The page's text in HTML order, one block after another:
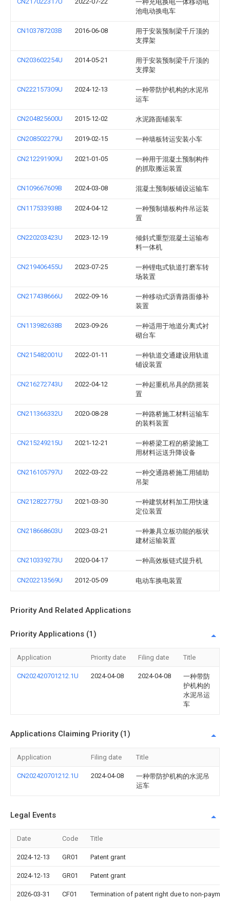
一种充电换电一体移动电
池电动换电车
CN103787203B 2016-06-08
用于安装预制梁千斤顶的
支撑架
CN203602254U 2014-05-21
用于安装预制梁千斤顶的
支撑架
CN222157309U 2024-12-13
一种带防护机构的水泥吊
运车
CN204825600U 2015-12-02 水泥路面铺装车
CN208502279U 2019-02-15 一种墙板转运安装小车
CN212291909U 2021-01-05
一种用于混凝土预制构件
的抓取搬运装置
CN109667609B 2024-03-08 混凝土预制板铺设运输车
CN117533938B 2024-04-12
一种预制墙板构件吊运装
置
CN220203423U 2023-12-19
倾斜式重型混凝土运输布
料一体机
CN219406455U 2023-07-25
一种锂电式轨道打磨车转
场装置
CN217438666U 2022-09-16
一种移动式沥青路面修补
装置
CN113982638B 2023-09-26
一种适用于地道分离式衬
砌台车
CN215482001U 2022-01-11
一种轨道交通建设用轨道
铺设装置
CN216272743U 2022-04-12
一种起重机吊具的防摇装
置
CN211366332U 2020-08-28
一种路桥施工材料运输车
的装料装置
CN215249215U 2021-12-21
一种桥梁工程的桥梁施工
用材料运送升降设备
CN216105797U 2022-03-22
一种交通路桥施工用辅助
吊架
CN212822775U 2021-03-30
一种建筑材料加工用快速
定位装置
CN218668603U 2023-03-21
一种兼具立板功能的板状
建材运输装置
CN210339273U 2020-04-17 一种高效板链式提升机
CN202213569U 2012-05-09 电动车换电装置
Priority And Related Applications
Priority Applications (1)
Application Priority date Filing date Title
CN202420701212.1U 2024-04-08 2024-04-08
一种带防
护机构的
水泥吊运
车
Applications Claiming Priority (1)
Application Filing date Title
CN202420701212.1U 2024-04-08
一种带防护机构的水泥吊
运车
Legal Events
Date Code Title
2024-12-13 GR01 Patent grant
2024-12-13 GR01 Patent grant
2026-03-31 CF01 Termination of patent right due to non-